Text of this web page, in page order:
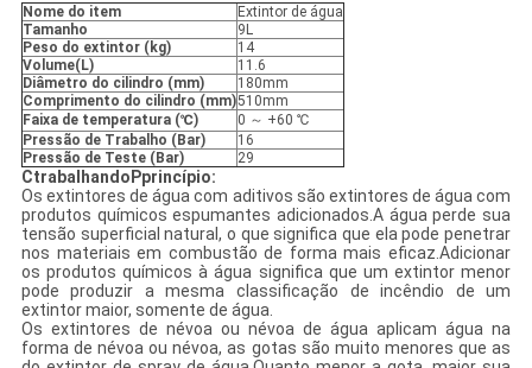
Nome do item
Extintor de água
Tamanho
9L
Peso do extintor (kg)
14
Volume(L)
11.6
Diâmetro do cilindro (mm)
180mm
Comprimento do cilindro (mm)510mm
Faixa de temperatura (℃)
0 ～ +60 ℃
Pressão de Trabalho (Bar)
16
Pressão de Teste (Bar)
29
Ctrabalhando Pprincípio:
Os extintores de água com aditivos são extintores de água com
produtos químicos espumantes adicionados.A água perde sua
tensão superficial natural, o que significa que ela pode penetrar
nos materiais em combustão de forma mais eficaz.Adicionar
os produtos químicos à água significa que um extintor menor
pode produzir a mesma classificação de incêndio de um
extintor maior, somente de água.
Os extintores de névoa ou névoa de água aplicam água na
forma de névoa ou névoa, as gotas são muito menores que as